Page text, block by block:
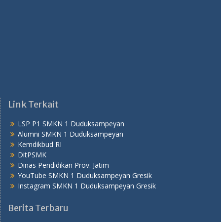
Link Terkait
LSP P1 SMKN 1 Duduksampeyan
Alumni SMKN 1 Duduksampeyan
Kemdikbud RI
DitPSMK
Dinas Pendidikan Prov. Jatim
YouTube SMKN 1 Duduksampeyan Gresik
Instagram SMKN 1 Duduksampeyan Gresik
Berita Terbaru